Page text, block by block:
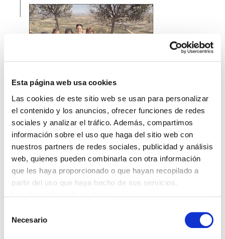
Esta página web usa cookies
Las cookies de este sitio web se usan para personalizar
el contenido y los anuncios, ofrecer funciones de redes
sociales y analizar el tráfico. Además, compartimos
información sobre el uso que haga del sitio web con
nuestros partners de redes sociales, publicidad y análisis
web, quienes pueden combinarla con otra información
que les haya proporcionado o que hayan recopilado a
partir del uso que haya hecho de sus servicios.
Necesario
Desde lo alto de Cárcar: “Sindicalismo cuesta
arriba”
2012/06/08